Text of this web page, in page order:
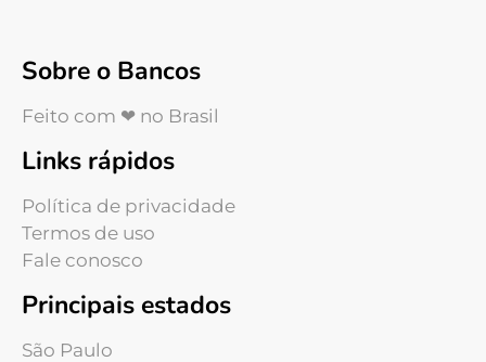
Sobre o Bancos
Feito com ❤ no Brasil
Links rápidos
Política de privacidade
Termos de uso
Fale conosco
Principais estados
São Paulo